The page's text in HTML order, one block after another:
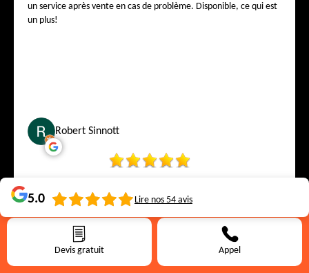
Devis gratuit Appel
un service après vente en cas de problème. Disponible, ce qui est
un plus!
Robert Sinnott
craftsmanship and smooth experience!
5.0 Lire nos 54 avis